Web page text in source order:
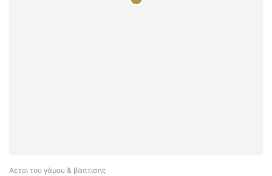
Αετοί του γάμου & βάπτισης